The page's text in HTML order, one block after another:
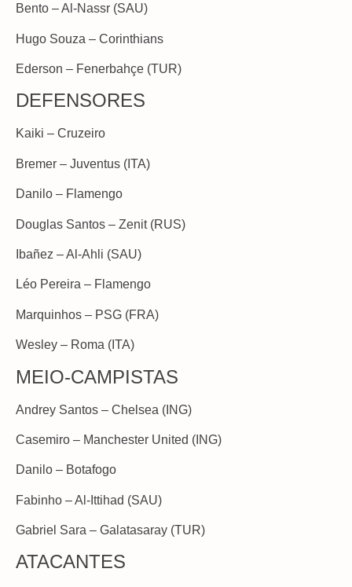
Bento – Al-Nassr (SAU)
Hugo Souza – Corinthians
Ederson – Fenerbahçe (TUR)
DEFENSORES
Kaiki – Cruzeiro
Bremer – Juventus (ITA)
Danilo – Flamengo
Douglas Santos – Zenit (RUS)
Ibañez – Al-Ahli (SAU)
Léo Pereira – Flamengo
Marquinhos – PSG (FRA)
Wesley – Roma (ITA)
MEIO-CAMPISTAS
Andrey Santos – Chelsea (ING)
Casemiro – Manchester United (ING)
Danilo – Botafogo
Fabinho – Al-Ittihad (SAU)
Gabriel Sara – Galatasaray (TUR)
ATACANTES